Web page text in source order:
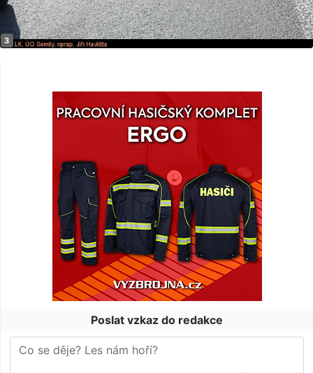
Poslat vzkaz do redakce